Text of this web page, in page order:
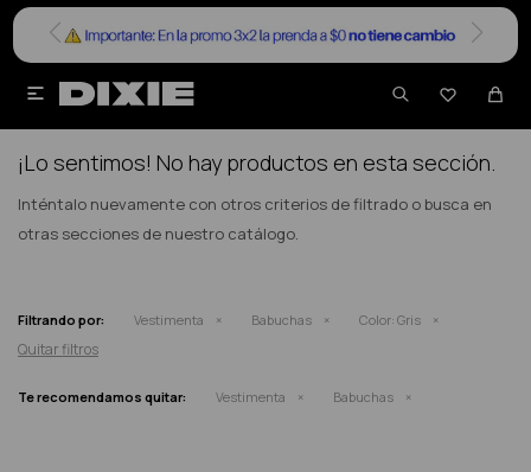


NO SE HAN RECUPERADO PRODUCTOS
¡Lo sentimos! No hay productos en esta sección.
Inténtalo nuevamente con otros criterios de filtrado o busca en
otras secciones de nuestro catálogo.
Filtrando por: Vestimenta Babuchas Color: Gris
Quitar filtros
Te recomendamos quitar: Vestimenta Babuchas